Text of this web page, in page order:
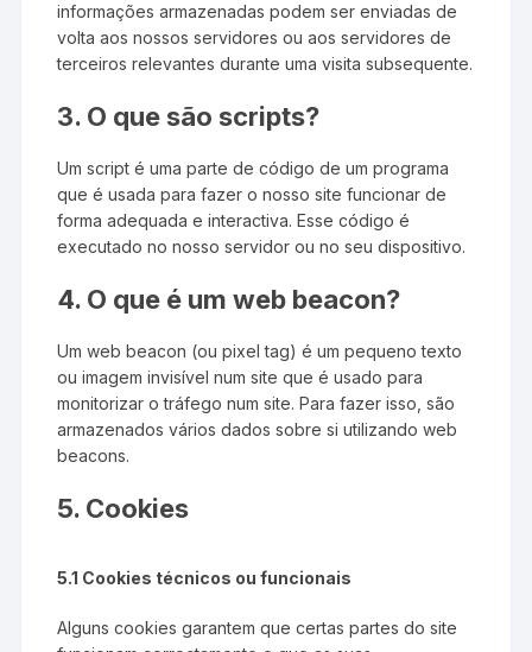
informações armazenadas podem ser enviadas de
volta aos nossos servidores ou aos servidores de
terceiros relevantes durante uma visita subsequente.
3. O que são scripts?
Um script é uma parte de código de um programa
que é usada para fazer o nosso site funcionar de
forma adequada e interactiva. Esse código é
executado no nosso servidor ou no seu dispositivo.
4. O que é um web beacon?
Um web beacon (ou pixel tag) é um pequeno texto
ou imagem invisível num site que é usado para
monitorizar o tráfego num site. Para fazer isso, são
armazenados vários dados sobre si utilizando web
beacons.
5. Cookies
5.1 Cookies técnicos ou funcionais
Alguns cookies garantem que certas partes do site